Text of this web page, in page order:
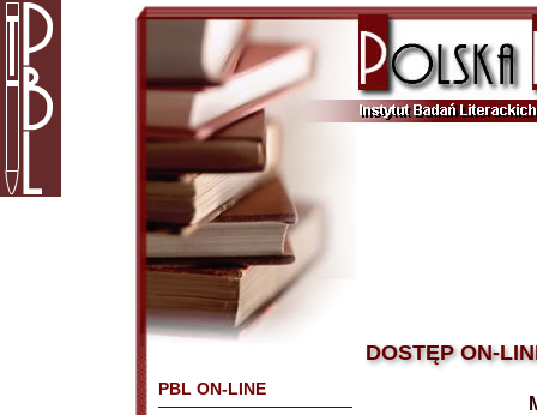
PBL ON-LINE
DOSTĘP ON-